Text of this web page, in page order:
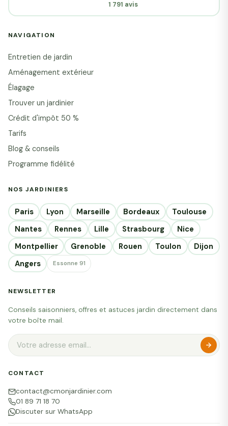
1 791 avis
NAVIGATION
Entretien de jardin
Aménagement extérieur
Élagage
Trouver un jardinier
Crédit d'impôt 50 %
Tarifs
Blog & conseils
Programme fidélité
NOS JARDINIERS
Paris Lyon Marseille Bordeaux
Toulouse
Nantes
Rennes Lille Strasbourg
Nice
Montpellier
Grenoble Rouen Toulon
Dijon
Angers
Essonne 91
NEWSLETTER
Conseils saisonniers, offres et astuces jardin directement dans
votre boîte mail.
CONTACT
contact@cmonjardinier.com
01 89 71 18 70
Discuter sur WhatsApp